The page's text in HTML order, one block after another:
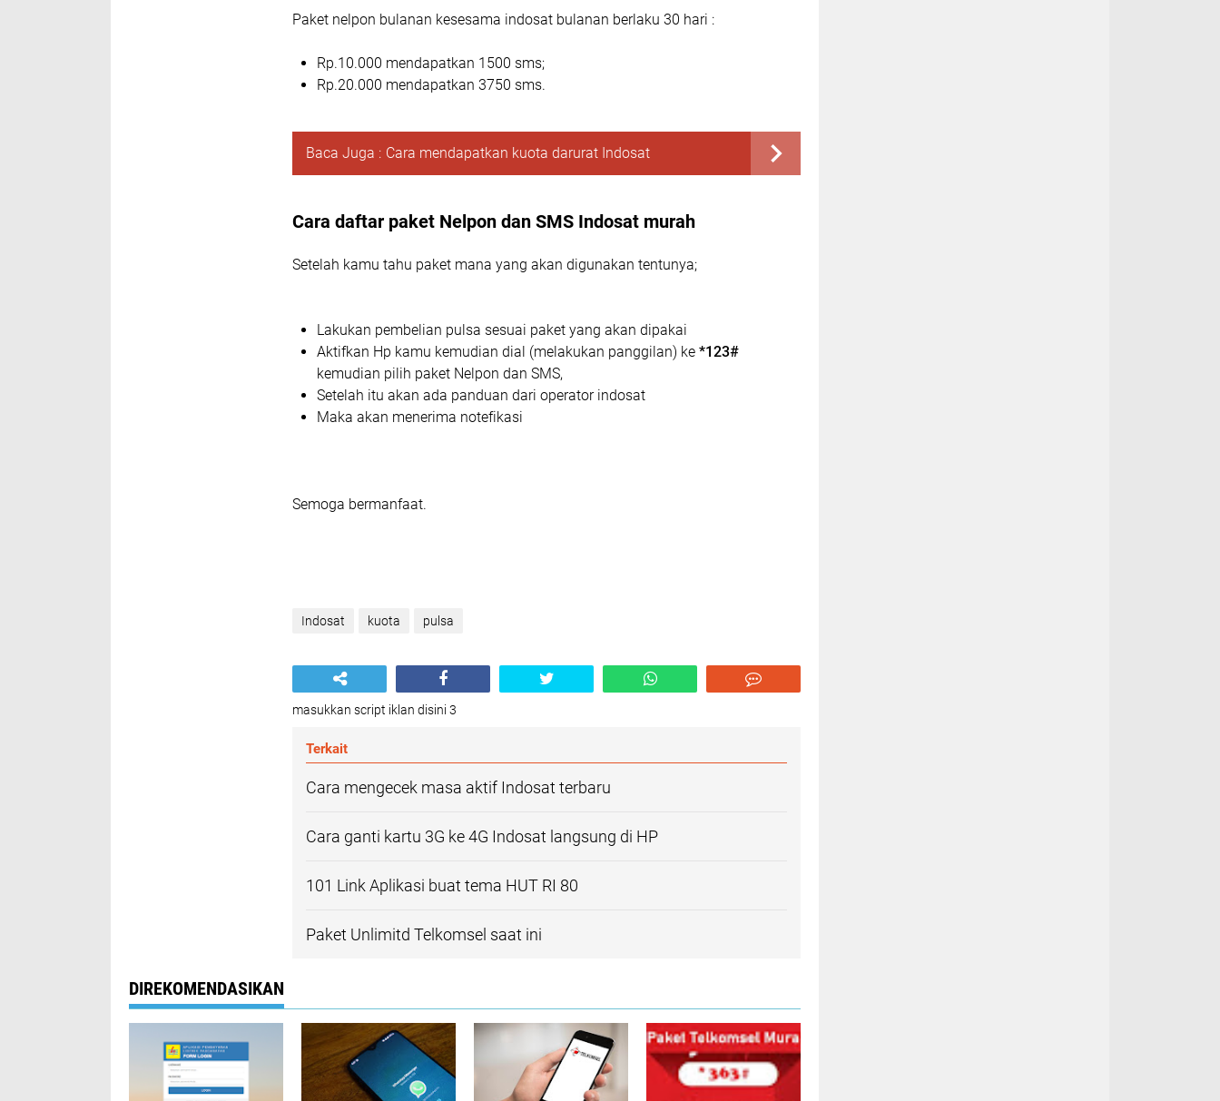
Paket nelpon bulanan kesesama indosat bulanan berlaku 30 hari :
Rp.10.000 mendapatkan 1500 sms;
Rp.20.000 mendapatkan 3750 sms.
Baca Juga : Cara mendapatkan kuota darurat Indosat
Cara daftar paket Nelpon dan SMS Indosat murah
Setelah kamu tahu paket mana yang akan digunakan tentunya;
Lakukan pembelian pulsa sesuai paket yang akan dipakai
Aktifkan Hp kamu kemudian dial (melakukan panggilan) ke *123#
kemudian pilih paket Nelpon dan SMS,
Setelah itu akan ada panduan dari operator indosat
Maka akan menerima notefikasi
Semoga bermanfaat.
Indosat kuota pulsa
masukkan script iklan disini 3
Terkait
Cara mengecek masa aktif Indosat terbaru
Cara ganti kartu 3G ke 4G Indosat langsung di HP
101 Link Aplikasi buat tema HUT RI 80
Paket Unlimitd Telkomsel saat ini
DIREKOMENDASIKAN